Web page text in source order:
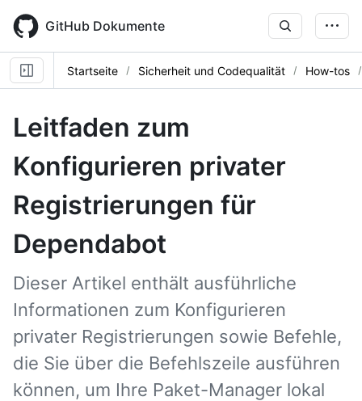
main
content
GitHub Dokumente
Startseite Sicherheit und Codequalität How-tos
Leitfaden zum
Konfigurieren privater
Registrierungen für
Dependabot
Dieser Artikel enthält ausführliche
Informationen zum Konfigurieren
privater Registrierungen sowie Befehle,
die Sie über die Befehlszeile ausführen
können, um Ihre Paket-Manager lokal